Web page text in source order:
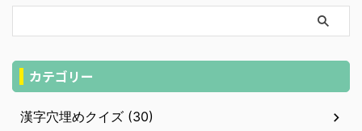
カテゴリー
漢字穴埋めクイズ (30)